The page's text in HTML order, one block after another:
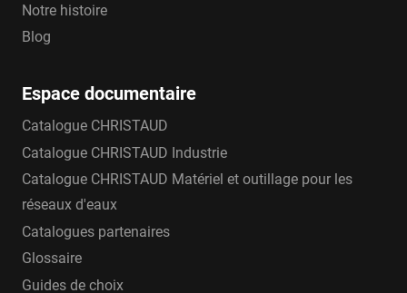
Notre histoire
Blog
Espace documentaire
Catalogue CHRISTAUD
Catalogue CHRISTAUD Industrie
Catalogue CHRISTAUD Matériel et outillage pour les
réseaux d'eaux
Catalogues partenaires
Glossaire
Guides de choix